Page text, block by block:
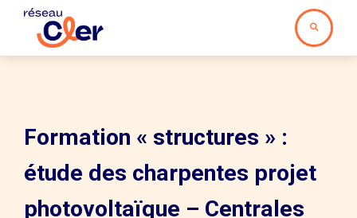
Formation « structures » :
étude des charpentes projet
photovoltaïque – Centrales